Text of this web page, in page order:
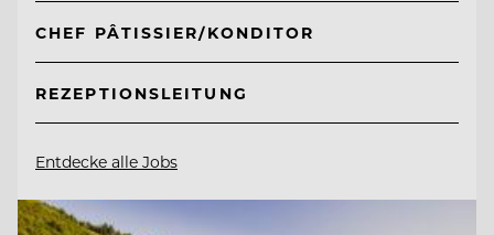
CHEF PÂTISSIER/KONDITOR
REZEPTIONSLEITUNG
Entdecke alle Jobs